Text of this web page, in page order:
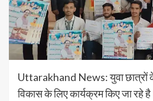
Uttarakhand News: युवा छात्रों
विकास के लिए कार्यक्रम किए जा रहे